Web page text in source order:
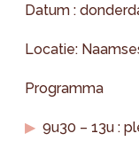
Datum :
Locatie:
Programma
9u30 – 13u :